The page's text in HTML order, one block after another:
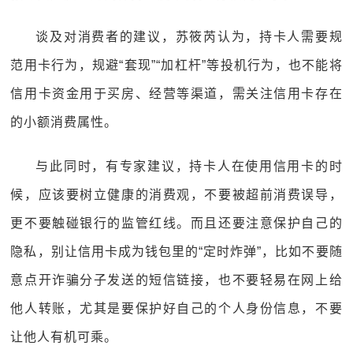
谈及对消费者的建议，苏筱芮认为，持卡人需要规
范用卡行为，规避“套现”“加杠杆”等投机行为，也不能将
信用卡资金用于买房、经营等渠道，需关注信用卡存在
的小额消费属性。
与此同时，有专家建议，持卡人在使用信用卡的时
候，应该要树立健康的消费观，不要被超前消费误导，
更不要触碰银行的监管红线。而且还要注意保护自己的
隐私，别让信用卡成为钱包里的“定时炸弹”，比如不要随
意点开诈骗分子发送的短信链接，也不要轻易在网上给
他人转账，尤其是要保护好自己的个人身份信息，不要
让他人有机可乘。